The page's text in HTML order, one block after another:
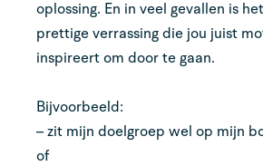
oplossing. En in veel gevallen is
prettige verrassing die jou juist
inspireert om door te gaan.
Bijvoorbeeld:
– zit mijn doelgroep wel op mijn
of